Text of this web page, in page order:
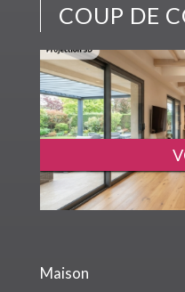
COUP DE
Maison